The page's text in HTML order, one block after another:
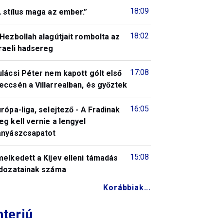
18:09
stílus maga az ember.”
18:02
alagútjait rombolta az
hadsereg
17:08
Péter nem kapott gólt első
a Villarrealban, és győztek
16:05
liga, selejtező - A Fradinak
kell vernie a lengyel
15:08
a Kijev elleni támadás
száma
Korábbiak...